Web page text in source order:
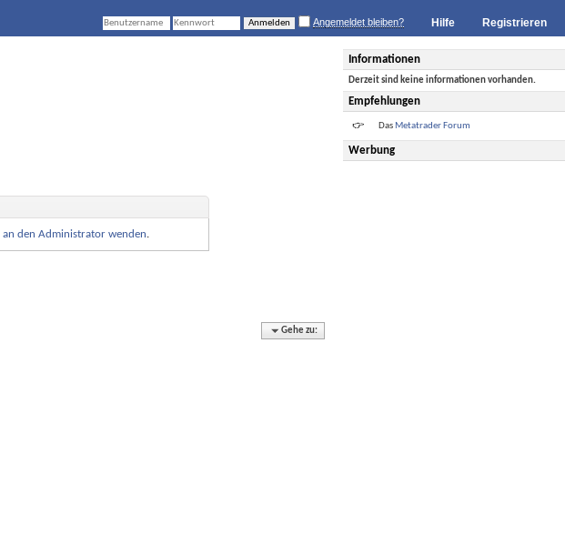
Registrieren
Hilfe
Angemeldet bleiben?
Informationen
Derzeit sind keine informationen vorhanden.
Empfehlungen
Das Metatrader Forum
Werbung
an den Administrator wenden.
Gehe zu: